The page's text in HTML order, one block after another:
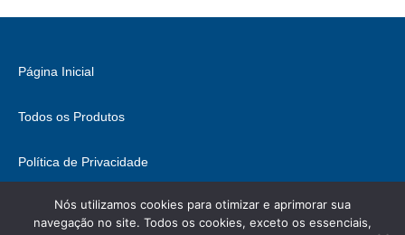
Página Inicial
Todos os Produtos
Política de Privacidade
Fale Conosco
Nós utilizamos cookies para otimizar e aprimorar sua
navegação no site. Todos os cookies, exceto os essenciais,